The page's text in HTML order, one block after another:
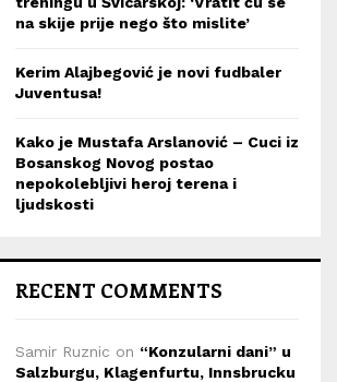
na skije prije nego što mislite’
Kerim Alajbegović je novi fudbaler
Juventusa!
Kako je Mustafa Arslanović – Cuci iz
Bosanskog Novog postao
nepokolebljivi heroj terena i
ljudskosti
RECENT COMMENTS
Samir Ruznic on “Konzularni dani” u
Salzburgu, Klagenfurtu, Innsbrucku